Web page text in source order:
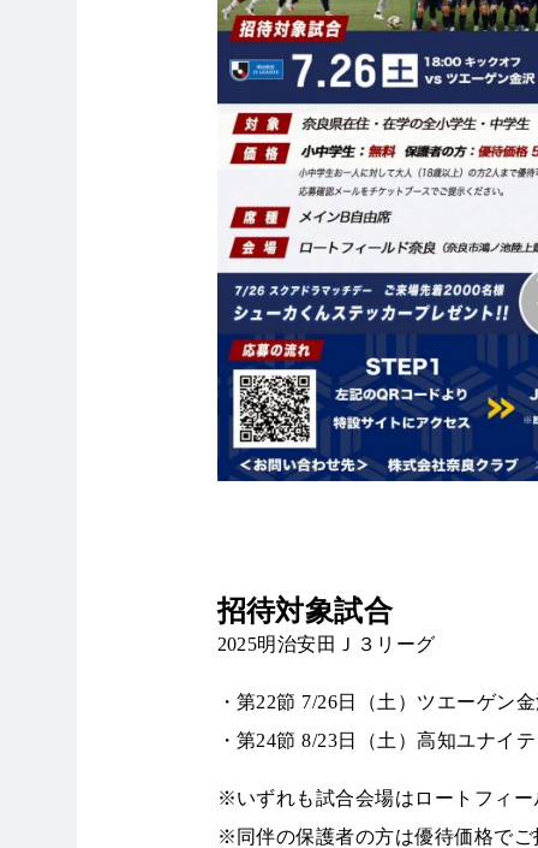
招待対象試合
2025明治安田Ｊ３リーグ
・第22節 7/26日（土）ツエーゲン
・第24節 8/23日（土）高知ユナイ
※いずれも試合会場はロートフィ
※同伴の保護者の方は優待価格で